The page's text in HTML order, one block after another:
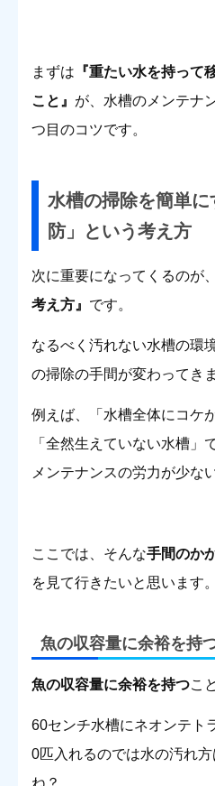
まずは 『重たい水を持って
こと』 が、水槽のメンテナ
つ目のコツです。
水槽の掃除を簡単
防」という考え方
次に重要になってくるのが
考え方』 です。
なるべく汚れない水槽の環
の掃除の手間が変わってきま
例えば、「水槽全体にコケ
「全然生えていない水槽」
メンテナンスの労力が少な
ここでは、そんな手間のか
を見て行きたいと思います。
魚の収容量に余裕を持
魚の収容量に余裕を持つこ
60センチ水槽にネオンテト
0匹入れるのでは水の汚れ